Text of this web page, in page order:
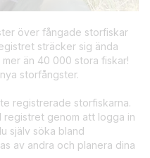
över fångade storfiskar
sträcker sig ända
än 40 000 stora fiskar!
storfångster.
registrerade storfiskarna.
registret genom att logga in
själv söka bland
av andra och planera dina